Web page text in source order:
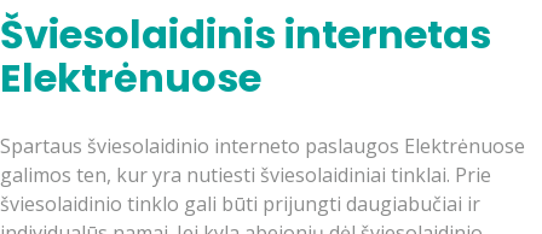
Šviesolaidinis internetas
Elektrėnuose
Spartaus šviesolaidinio interneto paslaugos Elektrėnuose
galimos ten, kur yra nutiesti šviesolaidiniai tinklai. Prie
šviesolaidinio tinklo gali būti prijungti daugiabučiai ir